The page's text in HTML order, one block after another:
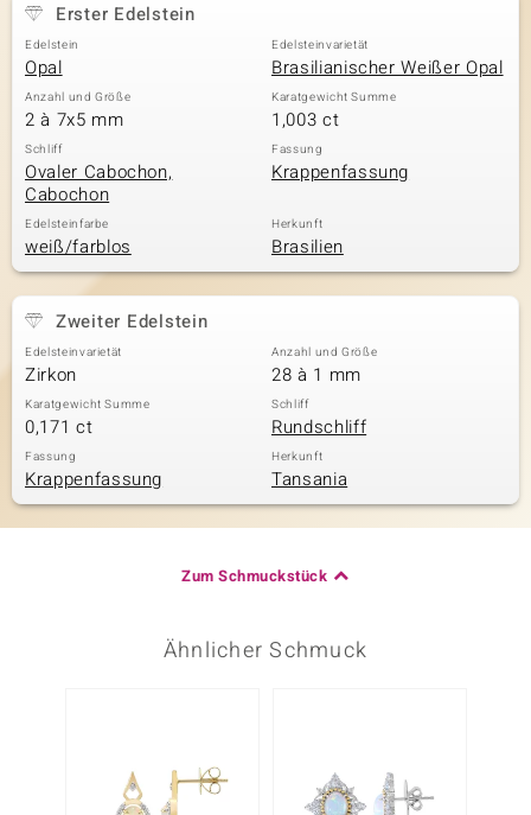
Erster Edelstein
Edelstein
Opal
Edelsteinvarietät
Brasilianischer Weißer Opal
Anzahl und Größe
2 à 7x5 mm
Karatgewicht Summe
1,003 ct
Schliff
Ovaler Cabochon,
Cabochon
Fassung
Krappenfassung
Edelsteinfarbe
weiß/farblos
Herkunft
Brasilien
Zweiter Edelstein
Edelsteinvarietät
Zirkon
Anzahl und Größe
28 à 1 mm
Karatgewicht Summe
0,171 ct
Schliff
Rundschliff
Fassung
Krappenfassung
Herkunft
Tansania
Zum Schmuckstück
Ähnlicher Schmuck